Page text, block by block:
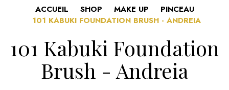
ACCUEIL SHOP MAKE UP
PINCEAU
101 KABUKI FOUNDATION BRUSH - ANDREIA
101 Kabuki Foundation
Brush - Andreia